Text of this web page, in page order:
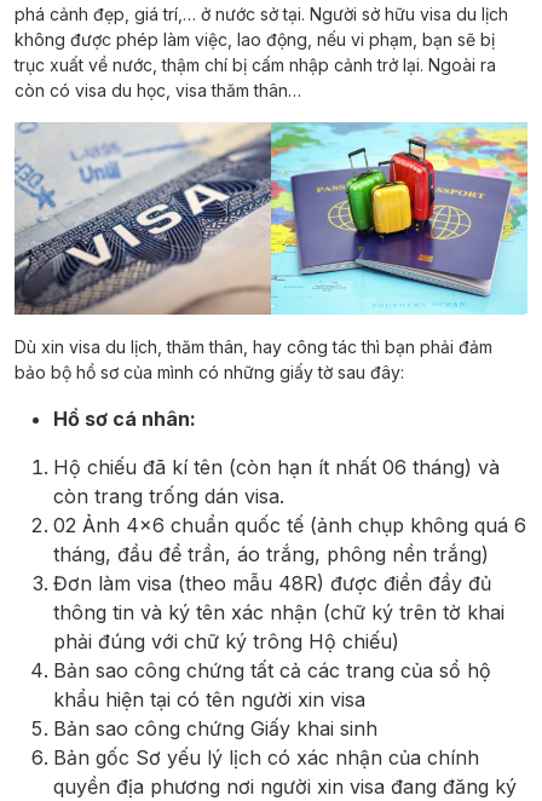
phá cảnh đẹp, giá trí,… ở nước sở tại. Người sở hữu visa du lịch
không được phép làm việc, lao động, nếu vi phạm, bạn sẽ bị
trục xuất về nước, thậm chí bị cấm nhập cảnh trở lại. Ngoài ra
còn có visa du học, visa thăm thân…
Dù xin visa du lịch, thăm thân, hay công tác thì bạn phải đảm
bảo bộ hồ sơ của mình có những giấy tờ sau đây:
Hồ sơ cá nhân:
Hộ chiếu đã kí tên (còn hạn ít nhất 06 tháng) và
còn trang trống dán visa.
02 Ảnh 4×6 chuẩn quốc tế (ảnh chụp không quá 6
tháng, đầu để trần, áo trắng, phông nền trắng)
Đơn làm visa (theo mẫu 48R) được điền đầy đủ
thông tin và ký tên xác nhận (chữ ký trên tờ khai
phải đúng với chữ ký trông Hộ chiếu)
Bản sao công chứng tất cả các trang của sổ hộ
khẩu hiện tại có tên người xin visa
Bản sao công chứng Giấy khai sinh
Bản gốc Sơ yếu lý lịch có xác nhận của chính
quyền địa phương nơi người xin visa đang đăng ký